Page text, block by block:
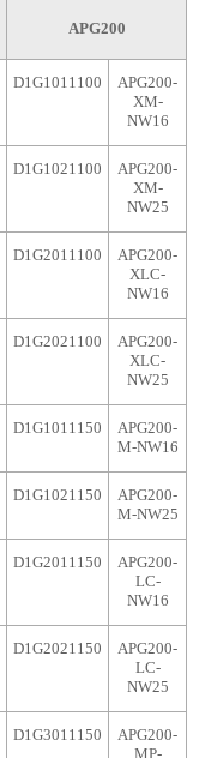
APG200
D1G1011100
APG200-
XM-
NW16
D1G1021100
APG200-
XM-
NW25
D1G2011100
APG200-
XLC-
NW16
D1G2021100
APG200-
XLC-
NW25
D1G1011150
APG200-
M-NW16
D1G1021150
APG200-
M-NW25
D1G2011150
APG200-
LC-
NW16
D1G2021150
APG200-
LC-
NW25
D1G3011150
APG200-
MP-